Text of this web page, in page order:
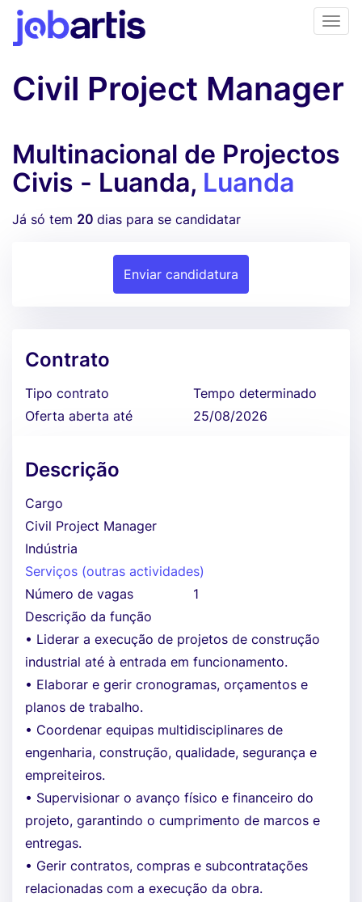
Civil Project Manager
Multinacional de Projectos
Civis - Luanda, Luanda
Já só tem 20 dias para se candidatar
Enviar candidatura
Contrato
Tipo contrato
Tempo determinado
Oferta aberta até
25/08/2026
Descrição
Cargo
Civil Project Manager
Indústria
Serviços (outras actividades)
Número de vagas
1
Descrição da função
• Liderar a execução de projetos de construção
industrial até à entrada em funcionamento.
• Elaborar e gerir cronogramas, orçamentos e
planos de trabalho.
• Coordenar equipas multidisciplinares de
engenharia, construção, qualidade, segurança e
empreiteiros.
• Supervisionar o avanço físico e financeiro do
projeto, garantindo o cumprimento de marcos e
entregas.
• Gerir contratos, compras e subcontratações
relacionadas com a execução da obra.